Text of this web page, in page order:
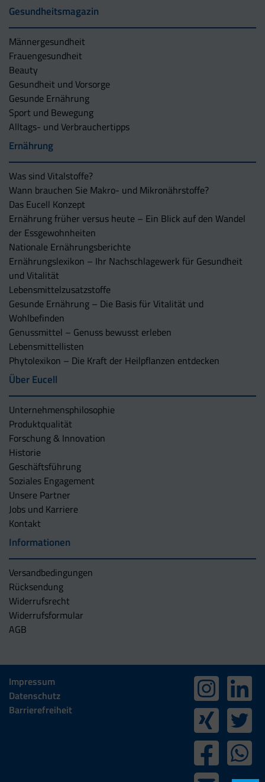
Gesundheitsmagazin
Männergesundheit
Frauengesundheit
Beauty
Gesundheit und Vorsorge
Gesunde Ernährung
Sport und Bewegung
Alltags- und Verbrauchertipps
Ernährung
Was sind Vitalstoffe?
Wann brauchen Sie Makro- und Mikronährstoffe?
Das Eucell Konzept
Ernährung früher versus heute – Ein Blick auf den Wandel
der Essgewohnheiten
Nationale Ernährungsberichte
Ernährungslexikon – Ihr Nachschlagewerk für Gesundheit
und Vitalität
Lebensmittelzusatzstoffe
Gesunde Ernährung – Die Basis für Vitalität und
Wohlbefinden
Genussmittel – Genuss bewusst erleben
Lebensmittellisten
Phytolexikon – Die Kraft der Heilpflanzen entdecken
Über Eucell
Unternehmens­philosophie
Produktqualität
Forschung & Innovation
Historie
Geschäftsführung
Soziales Engagement
Unsere Partner
Jobs und Karriere
Kontakt
Informationen
Versandbedingungen
Rücksendung
Widerrufsrecht
Widerrufsformular
AGB
Impressum
Datenschutz
Barrierefreiheit